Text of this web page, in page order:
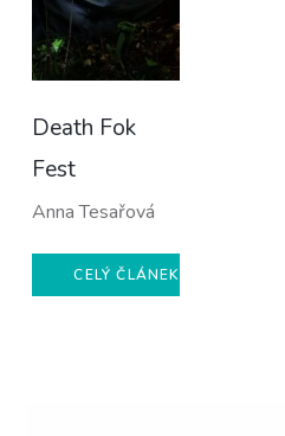
Death Fok
Fest
Anna Tesařová
CELÝ ČLÁNEK